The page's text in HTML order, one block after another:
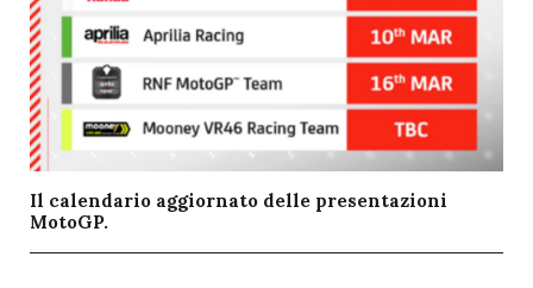
Il calendario aggiornato delle presentazioni
MotoGP.